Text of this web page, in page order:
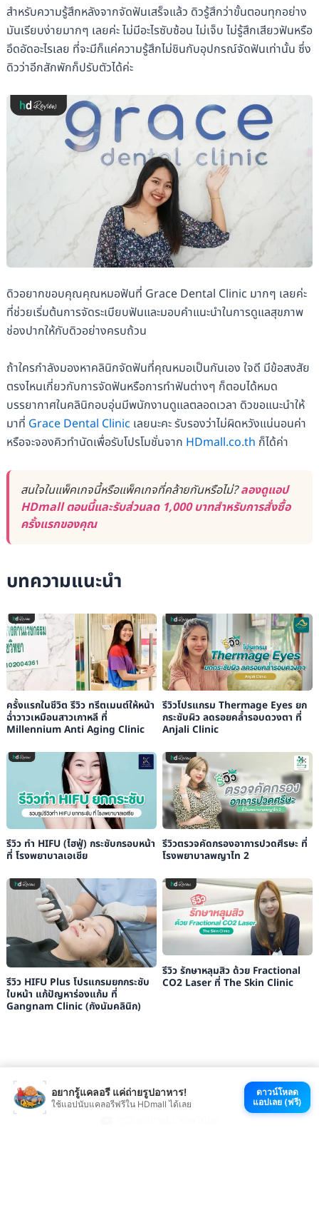
สำหรับความรู้สึกหลังจากจัดฟันเสร็จแล้ว ดิวรู้สึกว่าขั้นตอนทุกอย่าง
มันเรียบง่ายมากๆ เลยค่ะ ไม่มีอะไรซับซ้อน ไม่เจ็บ ไม่รู้สึกเสียวฟันหรือ
อึดอัดอะไรเลย ที่จะมีก็แค่ความรู้สึกไม่ชินกับอุปกรณ์จัดฟันเท่านั้น ซึ่ง
ดิวว่าอีกสักพักก็ปรับตัวได้ค่ะ
ดิวอยากขอบคุณคุณหมอฟันที่ Grace Dental Clinic มากๆ เลยค่ะ
ที่ช่วยเริ่มต้นการจัดระเบียบฟันและมอบคำแนะนำในการดูแลสุขภาพ
ช่องปากให้กับดิวอย่างครบถ้วน
ถ้าใครกำลังมองหาคลินิกจัดฟันที่คุณหมอเป็นกันเอง ใจดี มีข้อสงสัย
ตรงไหนเกี่ยวกับการจัดฟันหรือการทำฟันต่างๆ ก็ตอบได้หมด
บรรยากาศในคลินิกอบอุ่นมีพนักงานดูแลตลอดเวลา ดิวขอแนะนำให้
มาที่ Grace Dental Clinic เลยนะคะ รับรองว่าไม่ผิดหวังแน่นอนค่า
หรือจะจองคิวทำนัดเพื่อรับโปรโมชั่นจาก HDmall.co.th ก็ได้ค่า
สนใจในแพ็คเกจนี้หรือแพ็คเกจที่คล้ายกันหรือไม่?ลองดูแอป
HDmall ตอนนี้และรับส่วนลด 1,000 บาทสำหรับการสั่งซื้อ
ครั้งแรกของคุณ
บทความแนะนำ
ครั้งแรกในชีวิต รีวิว ทรีตเมนต์ให้หน้า
ฉ่ำวาวเหมือนสาวเกาหลี ที่
Millennium Anti Aging Clinic
รีวิวโปรแกรม Thermage Eyes ยก
กระชับผิว ลดรอยคล้ำรอบดวงตา ที่
Anjali Clinic
รีวิว ทำ HIFU (ไฮฟู่) กระชับกรอบหน้า
ที่ โรงพยาบาลเอเชีย
รีวิวตรวจคัดกรองอาการปวดศีรษะ ที่
โรงพยาบาลพญาไท 2
รีวิว HIFU Plus โปรแกรมยกกระชับ
ใบหน้า แก้ปัญหาร่องแก้ม ที่
Gangnam Clinic (กังนัมคลินิก)
รีวิว รักษาหลุมสิว ด้วย Fractional
CO2 Laser ที่ The Skin Clinic
อยากรู้แคลอรี แค่ถ่ายรูปอาหาร!
ใช้แอปนับแคลอรีฟรีใน HDmall ได้เลย
ดาวน์โหลด
แอปเลย (ฟรี)